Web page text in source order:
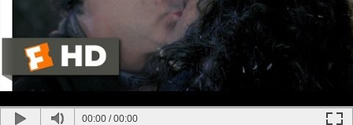
00:00 /00:00